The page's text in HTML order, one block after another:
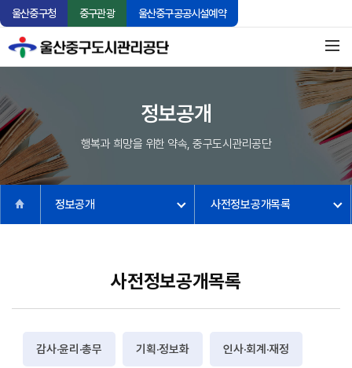
울산중구청 중구관광 울산중구공공시설예약
정보공개
행복과 희망을 위한 약속, 중구도시관리공단
정보공개 사전정보공개목록
사전정보공개목록
감사·윤리·총무 기획·정보화 인사·회계·재정